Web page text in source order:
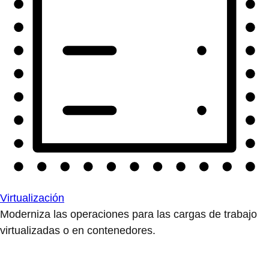
Virtualización
Moderniza las operaciones para las cargas de trabajo
virtualizadas o en contenedores.